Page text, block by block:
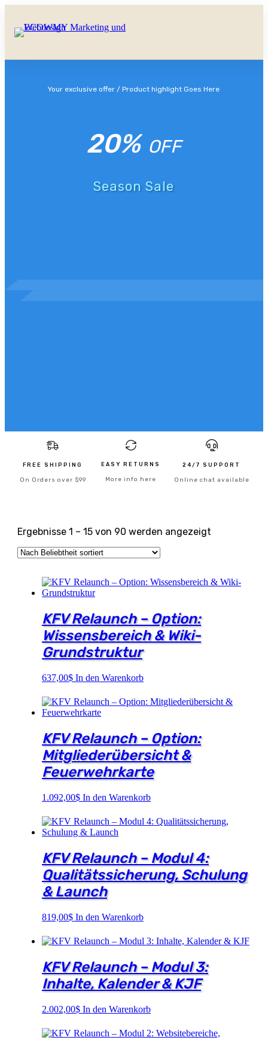
Your exclusive offer / Product highlight Goes Here
20% OFF
Season Sale
FREE SHIPPING
On Orders over $99
EASY RETURNS
More info here
24/7 SUPPORT
Online chat available
Ergebnisse 1 – 15 von 90 werden angezeigt
KFV Relaunch – Option:
Wissensbereich & Wiki-
Grundstruktur
637,00$ In den Warenkorb
KFV Relaunch – Option:
Mitgliederübersicht &
Feuerwehrkarte
1.092,00$ In den Warenkorb
KFV Relaunch – Modul 4:
Qualitätssicherung, Schulung
& Launch
819,00$ In den Warenkorb
KFV Relaunch – Modul 3:
Inhalte, Kalender & KJF
2.002,00$ In den Warenkorb